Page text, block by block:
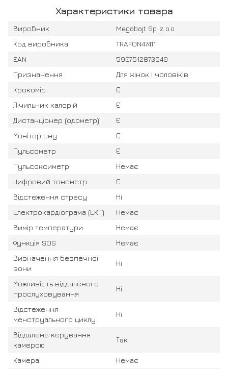
Характеристики товара
Виробник
Megabajt Sp. z o.o.
Код виробника
TRAFON47411
EAN
5907512873540
Призначення
Для жінок і чоловіків
Крокомір
Є
Лічильник калорій
Є
Дистанціонер (одометр)
Є
Монітор сну
Є
Пульсометр
Є
Пульсоксиметр
Немає
Цифровий тонометр
Є
Відстеження стресу
Ні
Електрокардіограма (ЕКГ)
Немає
Вимір температури
Немає
Функція SOS
Немає
Визначення безпечної
зони
Ні
Можливість віддаленого
прослуховування
Ні
Відстеження
менструального циклу
Ні
Віддалене керування
камерою
Так
Камера Немає